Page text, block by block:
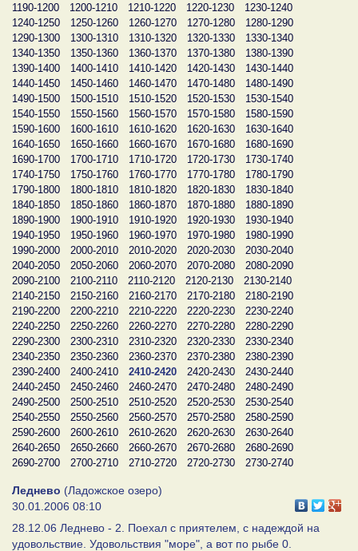
1190-1200
1200-1210 1210-1220 1220-1230
1230-1240
1240-1250
1250-1260 1260-1270 1270-1280
1280-1290
1290-1300
1300-1310 1310-1320 1320-1330
1330-1340
1340-1350
1350-1360 1360-1370 1370-1380
1380-1390
1390-1400
1400-1410 1410-1420 1420-1430
1430-1440
1440-1450
1450-1460 1460-1470 1470-1480
1480-1490
1490-1500
1500-1510 1510-1520 1520-1530
1530-1540
1540-1550
1550-1560 1560-1570 1570-1580
1580-1590
1590-1600
1600-1610 1610-1620 1620-1630
1630-1640
1640-1650
1650-1660 1660-1670 1670-1680
1680-1690
1690-1700
1700-1710 1710-1720 1720-1730
1730-1740
1740-1750
1750-1760 1760-1770 1770-1780
1780-1790
1790-1800
1800-1810 1810-1820 1820-1830
1830-1840
1840-1850
1850-1860 1860-1870 1870-1880
1880-1890
1890-1900
1900-1910 1910-1920 1920-1930
1930-1940
1940-1950
1950-1960 1960-1970 1970-1980
1980-1990
1990-2000
2000-2010 2010-2020 2020-2030
2030-2040
2040-2050
2050-2060 2060-2070 2070-2080
2080-2090
2090-2100
2100-2110 2110-2120 2120-2130
2130-2140
2140-2150
2150-2160 2160-2170 2170-2180
2180-2190
2190-2200
2200-2210 2210-2220 2220-2230
2230-2240
2240-2250
2250-2260 2260-2270 2270-2280
2280-2290
2290-2300
2300-2310 2310-2320 2320-2330
2330-2340
2340-2350
2350-2360 2360-2370 2370-2380
2380-2390
2390-2400
2400-2410 2410-2420 2420-2430
2430-2440
2440-2450
2450-2460 2460-2470 2470-2480
2480-2490
2490-2500
2500-2510 2510-2520 2520-2530
2530-2540
2540-2550
2550-2560 2560-2570 2570-2580
2580-2590
2590-2600
2600-2610 2610-2620 2620-2630
2630-2640
2640-2650
2650-2660 2660-2670 2670-2680
2680-2690
2690-2700
2700-2710 2710-2720 2720-2730 2730-2740
Леднево (Ладожское озеро)
30.01.2006 08:10
28.12.06 Леднево - 2. Поехал с приятелем, с надеждой на
удовольствие. Удовольствия "море", а вот по рыбе 0.